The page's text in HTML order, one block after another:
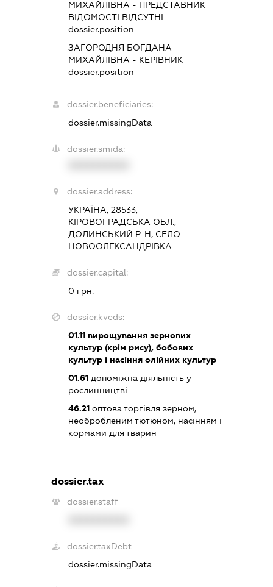
МИХАЙЛІВНА - ПРЕДСТАВНИК
ВІДОМОСТІ ВІДСУТНІ
dossier.position -
ЗАГОРОДНЯ БОГДАНА
МИХАЙЛІВНА - КЕРІВНИК
dossier.position -
dossier.beneficiaries:
dossier.missingData
dossier.smida:
dossier.address:
УКРАЇНА, 28533,
КІРОВОГРАДСЬКА ОБЛ.,
ДОЛИНСЬКИЙ Р-Н, СЕЛО
НОВООЛЕКСАНДРІВКА
dossier.capital:
0 грн.
dossier.kveds:
01.11вирощування зернових
культур (крім рису), бобових
культур і насіння олійних культур
01.61допоміжна діяльність у
рослинництві
46.21оптова торгівля зерном,
необробленим тютюном, насінням і
кормами для тварин
dossier.tax
dossier.staff
dossier.taxDebt
dossier.missingData